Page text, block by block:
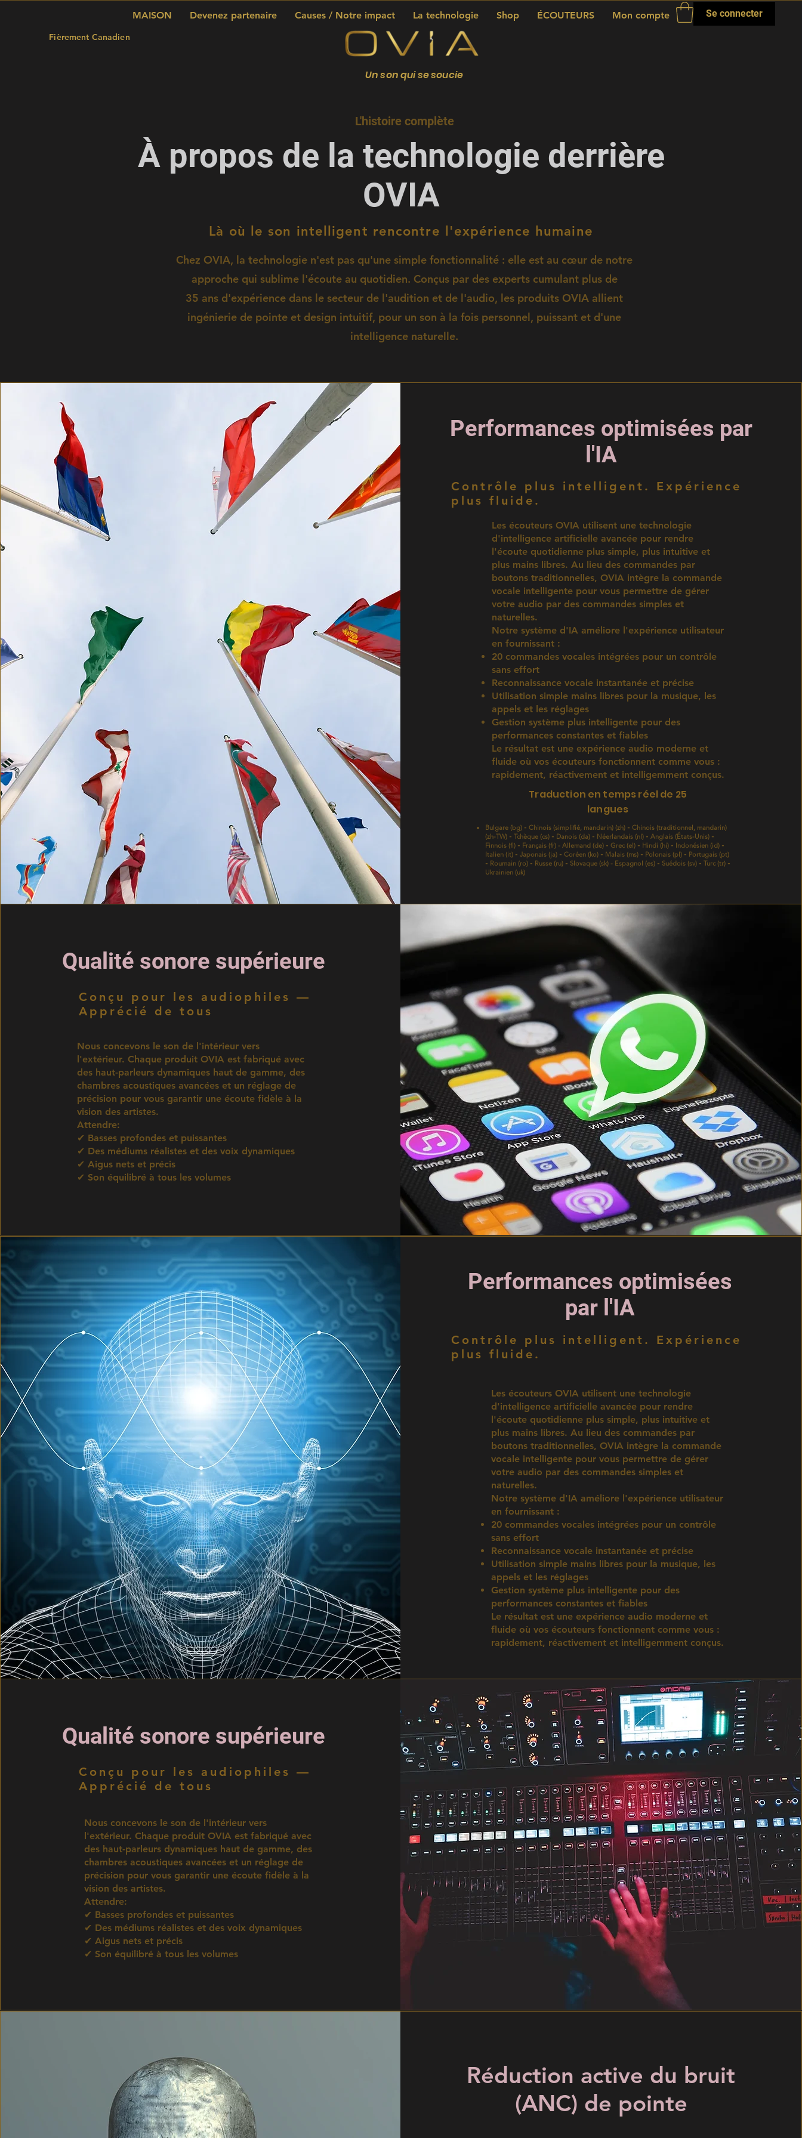
MAISON Devenez partenaire Causes / Notre impact La technologie Shop ÉCOUTEURS Mon compte Se connecter
Un son qui se soucie
Fièrement Canadien
L'histoire complète
À propos de la technologie derrière
OVIA
Là où le son intelligent rencontre l'expérience humaine
Chez OVIA, la technologie n'est pas qu'une simple fonctionnalité : elle est au cœur de notre
approche qui sublime l'écoute au quotidien. Conçus par des experts cumulant plus de
35 ans d'expérience dans le secteur de l'audition et de l'audio, les produits OVIA allient
ingénierie de pointe et design intuitif, pour un son à la fois personnel, puissant et d'une
intelligence naturelle.
Performances optimisées par
l'IA
Contrôle plus intelligent. Expérience
plus fluide.
Les écouteurs OVIA utilisent une technologie
d'intelligence artificielle avancée pour rendre
l'écoute quotidienne plus simple, plus intuitive et
plus mains libres. Au lieu des commandes par
boutons traditionnelles, OVIA intègre la commande
vocale intelligente pour vous permettre de gérer
votre audio par des commandes simples et
naturelles.
Notre système d'IA améliore l'expérience utilisateur
en fournissant :
20 commandes vocales intégrées pour un contrôle
sans effort
Reconnaissance vocale instantanée et précise
Utilisation simple mains libres pour la musique, les
appels et les réglages
Gestion système plus intelligente pour des
performances constantes et fiables
Le résultat est une expérience audio moderne et
fluide où vos écouteurs fonctionnent comme vous :
rapidement, réactivement et intelligemment conçus.
Traduction en temps réel de 25
langues
Bulgare (bg)- Chinois (simplifié, mandarin) (zh)- Chinois (traditionnel, mandarin)
(zh-TW)- Tchèque (cs)- Danois (da)- Néerlandais (nl)- Anglais (États-Unis)-
Finnois (fi)- Français (fr) - Allemand (de)- Grec (el)- Hindi (hi)- Indonésien (id)-
Italien (it)- Japonais (ja)- Coréen (ko)- Malais (ms)- Polonais (pl)- Portugais (pt)
- Roumain (ro)- Russe (ru)- Slovaque (sk) - Espagnol (es)- Suédois (sv)- Turc (tr)-
Ukrainien (uk)
Qualité sonore supérieure
Conçu pour les audiophiles —
Apprécié de tous
Nous concevons le son de l'intérieur vers
l'extérieur. Chaque produit OVIA est fabriqué avec
des haut-parleurs dynamiques haut de gamme, des
chambres acoustiques avancées et un réglage de
précision pour vous garantir une écoute fidèle à la
vision des artistes.
Attendre:
✔ Basses profondes et puissantes
✔ Des médiums réalistes et des voix dynamiques
✔ Aigus nets et précis
✔ Son équilibré à tous les volumes
Performances optimisées
par l'IA
Contrôle plus intelligent. Expérience
plus fluide.
Les écouteurs OVIA utilisent une technologie
d'intelligence artificielle avancée pour rendre
l'écoute quotidienne plus simple, plus intuitive et
plus mains libres. Au lieu des commandes par
boutons traditionnelles, OVIA intègre la commande
vocale intelligente pour vous permettre de gérer
votre audio par des commandes simples et
naturelles.
Notre système d'IA améliore l'expérience utilisateur
en fournissant :
20 commandes vocales intégrées pour un contrôle
sans effort
Reconnaissance vocale instantanée et précise
Utilisation simple mains libres pour la musique, les
appels et les réglages
Gestion système plus intelligente pour des
performances constantes et fiables
Le résultat est une expérience audio moderne et
fluide où vos écouteurs fonctionnent comme vous :
rapidement, réactivement et intelligemment conçus.
Qualité sonore supérieure
Conçu pour les audiophiles —
Apprécié de tous
Nous concevons le son de l'intérieur vers
l'extérieur. Chaque produit OVIA est fabriqué avec
des haut-parleurs dynamiques haut de gamme, des
chambres acoustiques avancées et un réglage de
précision pour vous garantir une écoute fidèle à la
vision des artistes.
Attendre:
✔ Basses profondes et puissantes
✔ Des médiums réalistes et des voix dynamiques
✔ Aigus nets et précis
✔ Son équilibré à tous les volumes
Réduction active du bruit
(ANC) de pointe